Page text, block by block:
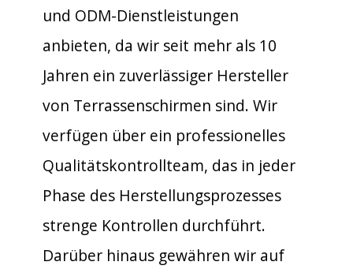
und ODM-Dienstleistungen
anbieten, da wir seit mehr als 10
Jahren ein zuverlässiger Hersteller
von Terrassenschirmen sind. Wir
verfügen über ein professionelles
Qualitätskontrollteam, das in jeder
Phase des Herstellungsprozesses
strenge Kontrollen durchführt.
Darüber hinaus gewähren wir auf